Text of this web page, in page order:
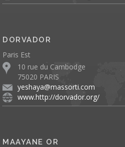
DORVADOR
Paris Est
10 rue du Cambodge
75020 PARIS
yeshaya@massorti.com
www.http://dorvador.org/
MAAYANE OR